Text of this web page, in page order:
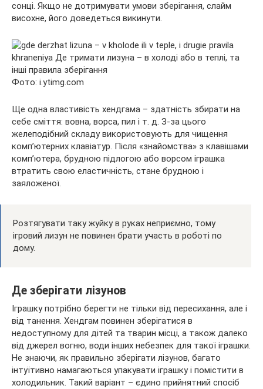
сонці. Якщо не дотримувати умови зберігання, слайм
висохне, його доведеться викинути.
Фото: i.ytimg.com
Ще одна властивість хендгама – здатність збирати на
себе сміття: вовна, ворса, пил і т. д. З-за цього
желеподібний складу використовують для чищення
комп’ютерних клавіатур. Після «знайомства» з клавішами
комп’ютера, брудною підлогою або ворсом іграшка
втратить свою еластичність, стане брудною і
заяложеної.
Розтягувати таку жуйку в руках неприємно, тому
ігровий лизун не повинен брати участь в роботі по
дому.
Де зберігати лізунов
Іграшку потрібно берегти не тільки від пересихання, але і
від танення. Хендгам повинен зберігатися в
недоступному для дітей та тварин місці, а також далеко
від джерел вогню, води інших небезпек для такої іграшки.
Не знаючи, як правильно зберігати лізунов, багато
інтуїтивно намагаються упакувати іграшку і помістити в
холодильник. Такий варіант – єдино прийнятний спосіб